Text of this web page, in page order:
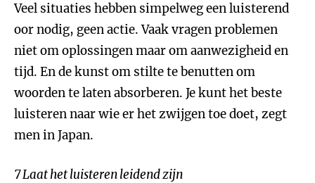
Veel situaties hebben simpelweg een luisterend
oor nodig, geen actie. Vaak vragen problemen
niet om oplossingen maar om aanwezigheid en
tijd. En de kunst om stilte te benutten om
woorden te laten absorberen. Je kunt het beste
luisteren naar wie er het zwijgen toe doet, zegt
men in Japan.
7 Laat het luisteren leidend zijn